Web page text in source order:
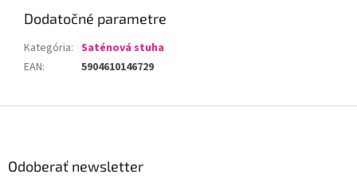
Dodatočné parametre
Kategória: Saténová stuha
EAN: 5904610146729
Odoberať newsletter